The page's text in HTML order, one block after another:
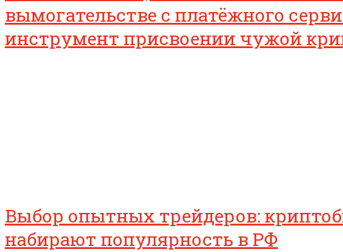
вымогательстве с платёжного
инструмент присвоении чужой
Выбор опытных трейдеров:
набирают популярность в РФ